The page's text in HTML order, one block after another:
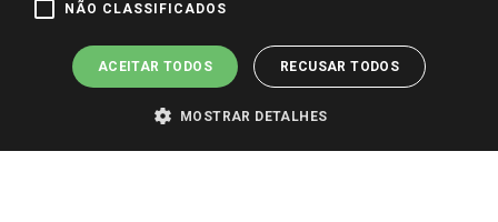
Pagamento e Segurança
NÃO CLASSIFICADOS
ACEITAR TODOS RECUSAR TODOS
MOSTRAR DETALHES